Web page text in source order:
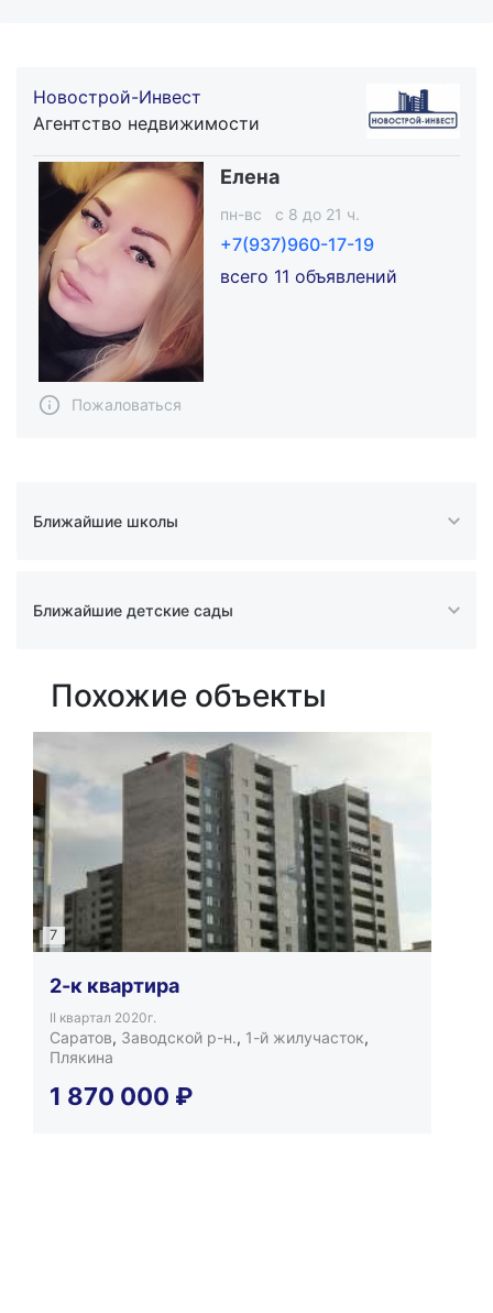
Новострой-Инвест
Агентство недвижимости
Елена
пн-вс c 8 до 21 ч.
+7(937)960-17-19
всего 11 объявлений
Пожаловаться
Ближайшие школы
Ближайшие детские сады
Похожие объекты
7
2-к квартира
II квартал 2020г.
Саратов, Заводской р-н., 1-й жилучасток,
Плякина
1 870 000 ₽